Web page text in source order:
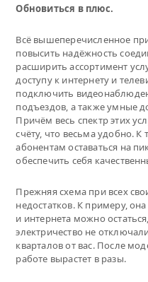
Обновиться в плюс.
Всё вышеперечисленное
повысить надёжность
расширить ассортимент
доступу к интернету и
подключить
подъездов, а также умные
Причём весь спектр этих
счёту, что весьма удобно.
абонентам оставаться на
обеспечить себя
Прежняя схема при всех
недостатков. К примеру,
и интернета можно
электричество не
кварталов от вас. После
работе вырастет в разы.